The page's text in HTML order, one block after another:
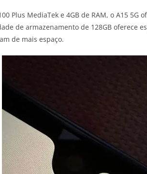
Plus MediaTek e 4GB de RAM, o A15
de armazenamento de 128GB oferece
de mais espaço.